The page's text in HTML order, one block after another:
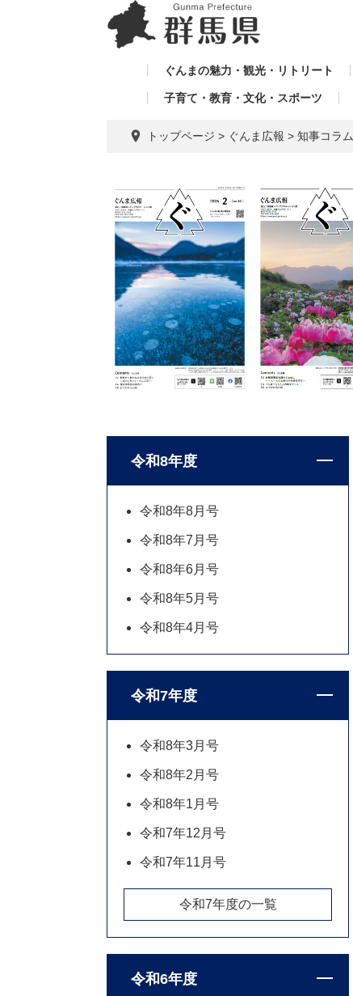
ぐんまの魅力・観光・リトリート
子育て・教育・文化・スポーツ
トップページ > ぐんま広報 > 知事コラム
令和8年度
令和8年8月号
令和8年7月号
令和8年6月号
令和8年5月号
令和8年4月号
令和7年度
令和8年3月号
令和8年2月号
令和8年1月号
令和7年12月号
令和7年11月号
令和7年度の一覧
令和6年度